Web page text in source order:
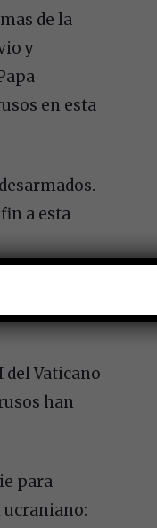
de la
y
en esta
a esta
del Vaticano
han
para
ucraniano: